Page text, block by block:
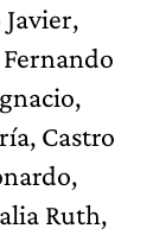
Castro
Ruth,